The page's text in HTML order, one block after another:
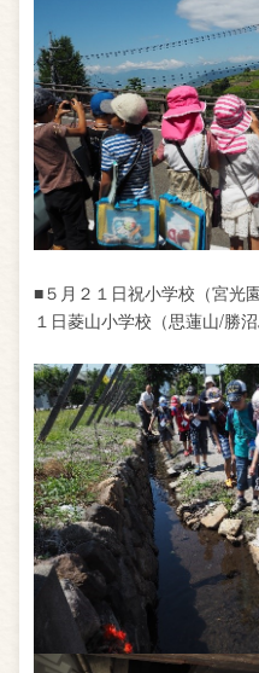
■５月２１日祝小
１日菱山小学校（思蓮山/勝